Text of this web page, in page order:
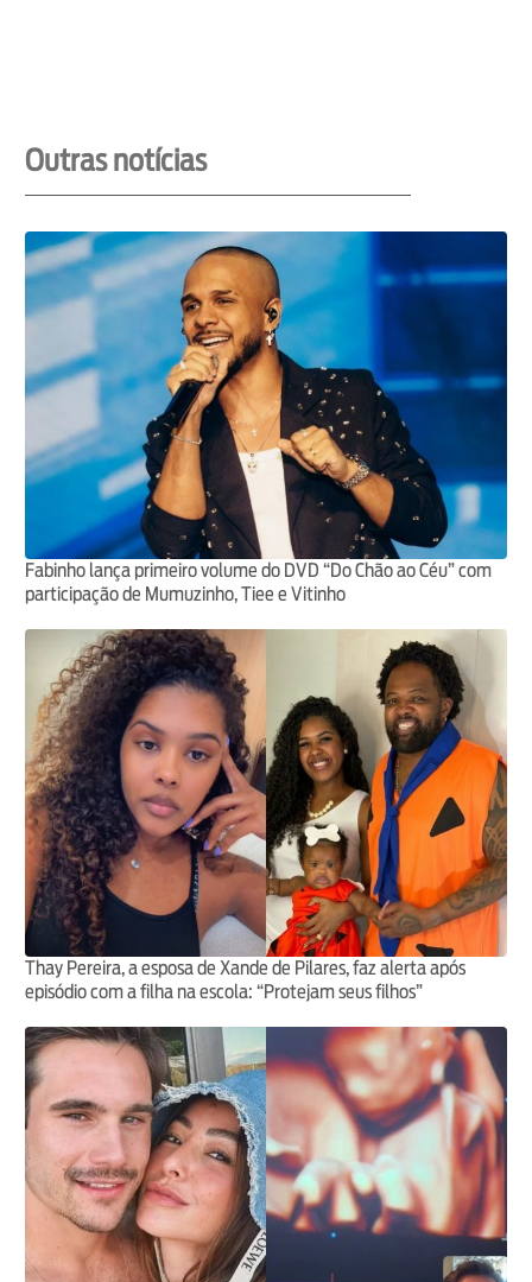
Outras notícias
Fabinho lança primeiro volume do DVD “Do Chão ao Céu” com
participação de Mumuzinho, Tiee e Vitinho
Thay Pereira, a esposa de Xande de Pilares, faz alerta após
episódio com a filha na escola: “Protejam seus filhos”